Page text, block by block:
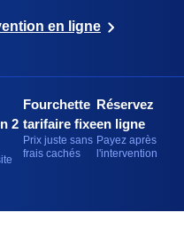
en ligne
2
Fourchette
tarifaire fixe
Prix juste sans
frais cachés
Réservez
en ligne
Payez après
l'intervention